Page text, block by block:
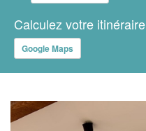
Calculez votre itinéraire
Google Maps